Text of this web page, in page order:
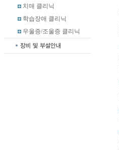
치매 클리닉
학습장애 클리닉
우울증/조울증 클리닉